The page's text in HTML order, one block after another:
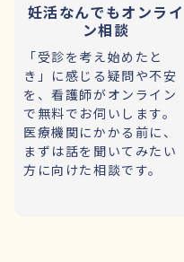
妊活なんでもオンライ
ン相談
「受診を考え始めたと
き」に感じる疑問や不安
を、看護師がオンライン
で無料でお伺いします。
医療機関にかかる前に、
まずは話を聞いてみたい
方に向けた相談です。